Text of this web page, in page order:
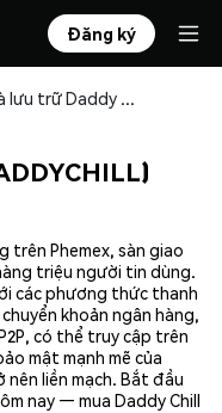
Đăng ký
Mua và lưu trữ Daddy Chill (DADDYCHILL) an toàn
trên Phemex, sàn giao
triệu người tin dùng.
các phương thức thanh
khoản ngân hàng,
có thể truy cập trên
mật mạnh mẽ của
nên liền mạch. Bắt đầu
nay — mua Daddy Chill